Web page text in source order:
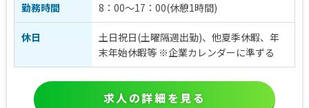
勤務時間 8：00～17：00(休憩1時間)
休日
土日祝日(土曜隔週出勤)、他夏季休暇、年
末年始休暇等 ※企業カレンダーに準ずる
求人の詳細を見る